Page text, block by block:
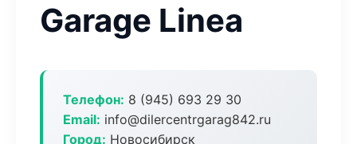
Garage Linea
Телефон: 8 (945) 693 29 30
Email: info@dilercentrgarag842.ru
Город: Новосибирск